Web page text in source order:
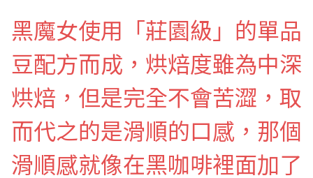
黑魔女使用「莊園級」的單品
豆配方而成，烘焙度雖為中深
烘焙，但是完全不會苦澀，取
而代之的是滑順的口感，那個
滑順感就像在黑咖啡裡面加了